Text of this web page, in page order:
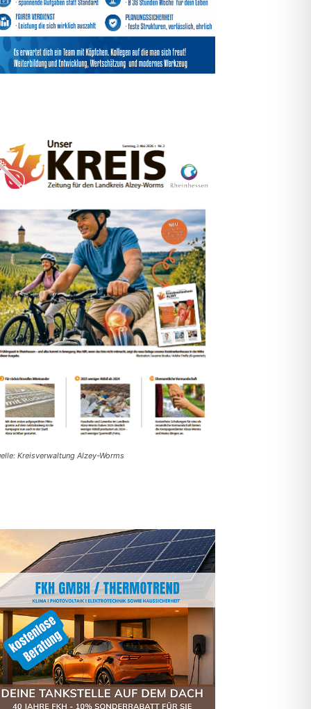
Kreisverwaltung Alzey-Worms